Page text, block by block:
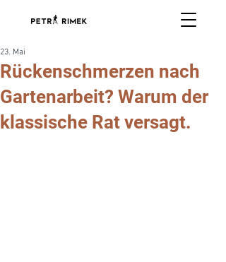
Rückenschmerzen nach
Gartenarbeit? Warum der
klassische Rat versagt.
23. Mai